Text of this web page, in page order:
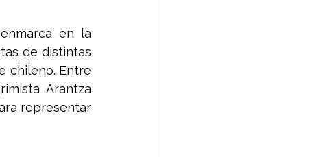
en la
de distintas
chileno. Entre
Arantza
representar